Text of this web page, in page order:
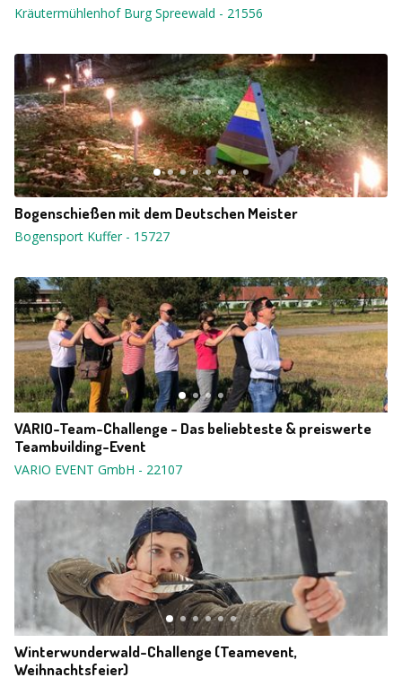
Kräutermühlenhof Burg Spreewald - 21556
Bogenschießen mit dem Deutschen Meister
Bogensport Kuffer- 15727
VARIO-Team-Challenge - Das beliebteste & preiswerte
Teambuilding-Event
VARIO EVENT GmbH - 22107
Winterwunderwald-Challenge (Teamevent,
Weihnachtsfeier)